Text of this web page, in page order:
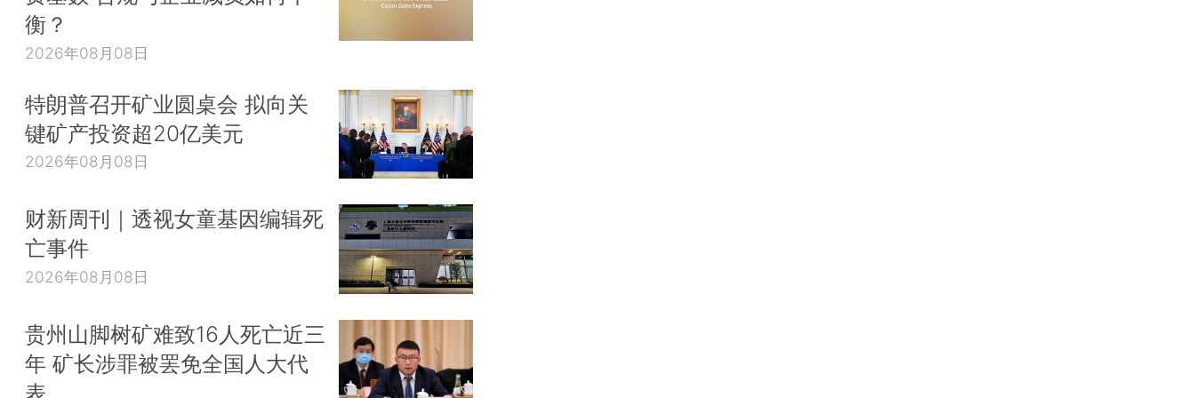
衡？
2026年08月08日
特朗普召开矿业圆桌会 拟向关
键矿产投资超20亿美元
2026年08月08日
财新周刊｜透视女童基因编辑死
亡事件
2026年08月08日
贵州山脚树矿难致16人死亡近三
年 矿长涉罪被罢免全国人大代
表